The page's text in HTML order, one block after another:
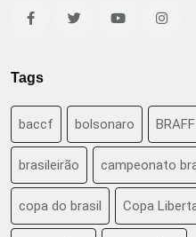
Tags
baccf bolsonaro BRAFF
brasileirão campeonato
copa do brasil Copa